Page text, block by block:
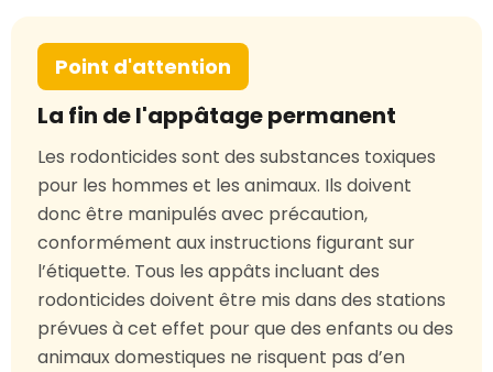
Point d'attention
La fin de l'appâtage permanent
Les rodonticides sont des substances toxiques
pour les hommes et les animaux. Ils doivent
donc être manipulés avec précaution,
conformément aux instructions figurant sur
l’étiquette. Tous les appâts incluant des
rodonticides doivent être mis dans des stations
prévues à cet effet pour que des enfants ou des
animaux domestiques ne risquent pas d’en